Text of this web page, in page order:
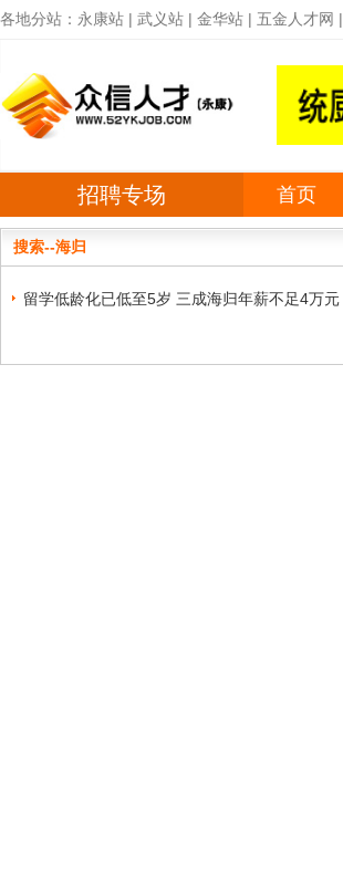
各地分站： 永康站 | 武义站 | 金华站 | 五金人才网 |
招聘专场 首页
搜索--海归
留学低龄化已低至5岁 三成海归年薪不足4万元